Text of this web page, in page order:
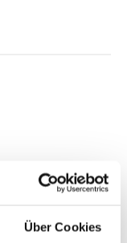
Über Cookies
registrierte